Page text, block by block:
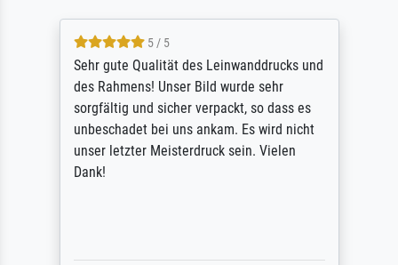
5 / 5
Sehr gute Qualität des Leinwanddrucks und
des Rahmens! Unser Bild wurde sehr
sorgfältig und sicher verpackt, so dass es
unbeschadet bei uns ankam. Es wird nicht
unser letzter Meisterdruck sein. Vielen
Dank!